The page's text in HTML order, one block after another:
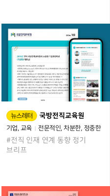
뉴스레터 국방전직교육원
기업 교육 전문적인 차분한 정중한
#전직 인재 연계 동향 정기
브리프